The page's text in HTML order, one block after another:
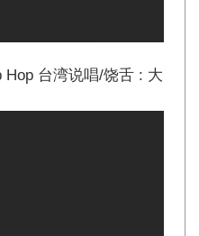
Hop 台湾说唱/饶舌 : 大